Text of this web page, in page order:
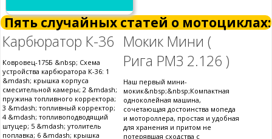
Пять случайных статей о мотоциклах:
Карбюратор К-36
Ковровец-175Б &nbsp; Схема
устройства карбюратора К-36: 1
&mdash; крышка корпуса
смесительной камеры; 2 &mdash;
пружина топливного корректора;
3 &mdash; топливный корректор;
4 &mdash; топливоподводящий
штуцер; 5 &mdash; утолитель
поплавка; 6 &mdash; крышка
Мокик Мини (
Рига РМЗ 2.126 )
Наш первый мини-
мокик&nbsp;&nbsp;Компактная
одноколейная машина,
сочетающая достоинства мопеда
и мотороллера, простая и удобная
для хранения и притом не
потерявшая сходства с